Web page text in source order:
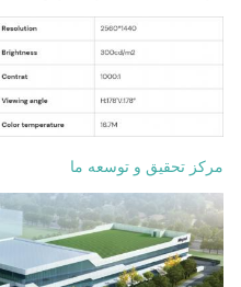
مرکز تحقیق و توسعه ما